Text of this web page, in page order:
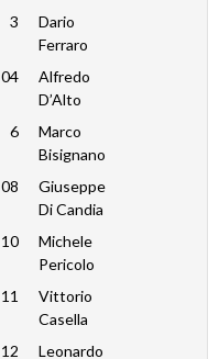
3
Dario
Ferraro
04
Alfredo
D’Alto
6
Marco
Bisignano
08
Giuseppe
Di Candia
10
Michele
Pericolo
11
Vittorio
Casella
12
Leonardo